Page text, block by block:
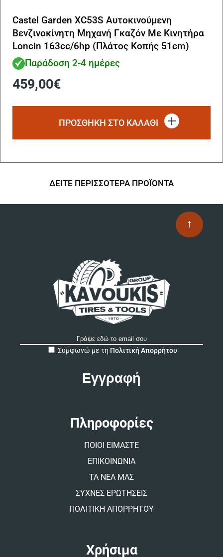
Castel Garden XC53S Αυτοκινούμενη
Βενζινοκίνητη Μηχανή Γκαζόν Με Κινητήρα
Loncin 163cc/6hp (Πλάτος Κοπής 51cm)
Παράδοση 2-4 ημέρες
459,00€
ΠΡΟΣΘΗΚΗ ΣΤΟ ΚΑΛΑΘΙ
ΔΕΙΤΕ ΠΕΡΙΣΣΟΤΕΡΑ ΠΡΟΪΟΝΤΑ
↑
Συμφωνώ με τη Πολιτική Απορρήτου
Πληροφορίες
ΠΟΙΟΙ ΕΙΜΑΣΤΕ
ΕΠΙΚΟΙΝΩΝΙΑ
ΤΑ ΝΕΑ ΜΑΣ
ΣΥΧΝΕΣ ΕΡΩΤΗΣΕΙΣ
ΠΟΛΙΤΙΚΗ ΑΠΟΡΡΗΤΟΥ
Χρήσιμα